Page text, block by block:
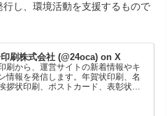
し、環境活動を支援するもので
刷株式会社 (@24oca) on X
刷から、運営サイトの新着情報やキ
情報を発信します。年賀状印刷、名
拶状印刷、ポストカード、表彰状印